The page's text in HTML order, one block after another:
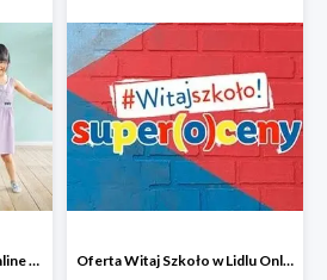
Oferta dla dzieci w Lidlu Online od 9,99 zł Oferta Witaj Szkoło w Lidlu Online od 24,99 zł